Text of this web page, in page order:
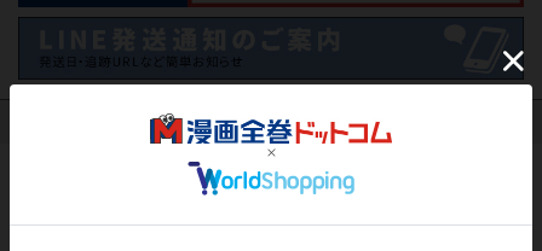
（関連商品を含む）
この作品にはまだレビューがありません。 今後読まれる